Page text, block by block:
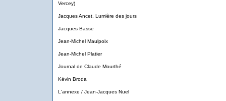
Vercey)
Jacques Ancet, Lumière des jours
Jacques Basse
Jean-Michel Maulpoix
Jean-Michel Platier
Journal de Claude Mourthé
Kévin Broda
L'annexe / Jean-Jacques Nuel